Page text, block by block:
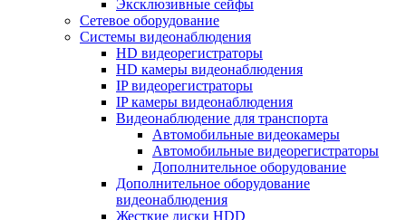
Эксклюзивные сейфы
Сетевое оборудование
Системы видеонаблюдения
HD видеорегистраторы
HD камеры видеонаблюдения
IP видеорегистраторы
IP камеры видеонаблюдения
Видеонаблюдение для транспорта
Автомобильные видеокамеры
Автомобильные видеорегистраторы
Дополнительное оборудование
Дополнительное оборудование
видеонаблюдения
Жесткие диски HDD